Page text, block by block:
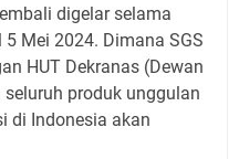
digelar selama
Mei 2024. Dimana SGS
HUT Dekranas (Dewan
produk unggulan
di Indonesia akan